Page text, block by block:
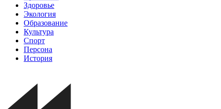
Здоровье
Экология
Образование
Культура
Спорт
Персона
История